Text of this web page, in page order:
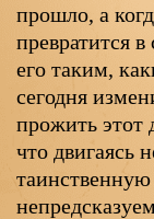
прошло, а
превратится
его таким,
сегодня
прожить этот
что двигаясь